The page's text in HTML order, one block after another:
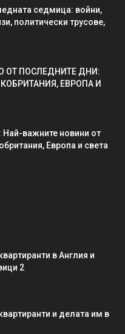
седмица: войни,
политически трусове,
ОТ ПОСЛЕДНИТЕ ДНИ:
ЕВРОПА И
важните новини от
Европа и света
в Англия и
2
и делата им в